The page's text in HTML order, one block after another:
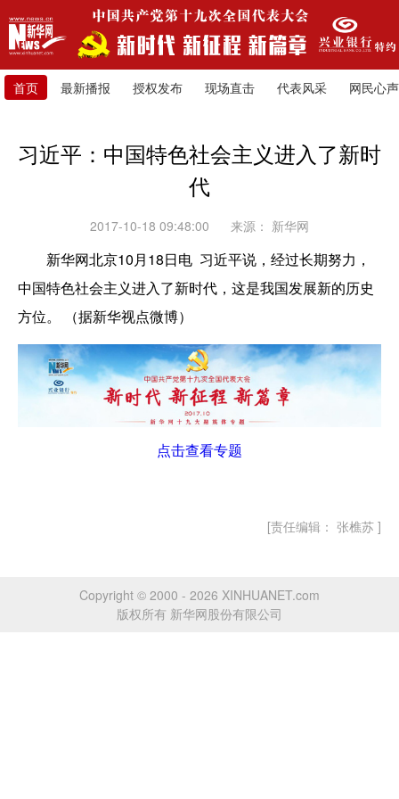
首页 最新播报 授权发布 现场直击 代表风采 网民心声
习近平：中国特色社会主义进入了新时
代
2017-10-18 09:48:00 来源： 新华网
新华网北京10月18日电 习近平说，经过长期努力，
中国特色社会主义进入了新时代，这是我国发展新的历史
方位。 ​（据新华视点微博）
点击查看专题
[责任编辑： 张樵苏 ]
Copyright © 2000 - 2026 XINHUANET.com
版权所有 新华网股份有限公司